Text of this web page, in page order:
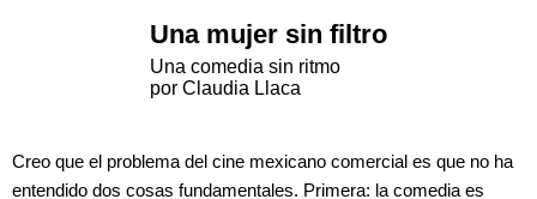
Una mujer sin filtro
Una comedia sin ritmo
por Claudia Llaca
Creo que el problema del cine mexicano comercial es que no ha
entendido dos cosas fundamentales. Primera: la comedia es